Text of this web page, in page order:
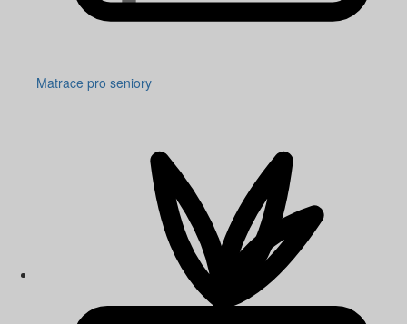
Matrace pro seniory